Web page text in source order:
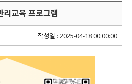
교육 프로그램
작성일 : 2025-04-18 00:00:00